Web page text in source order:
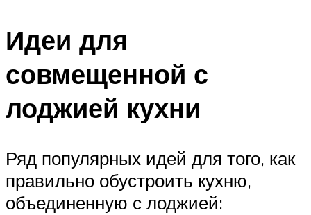
Идеи для
совмещенной с
лоджией кухни
Ряд популярных идей для того, как
правильно обустроить кухню,
объединенную с лоджией: